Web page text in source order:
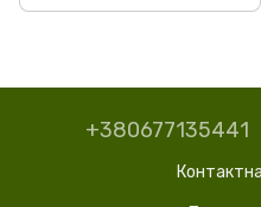
+380677135441